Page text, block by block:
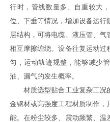
行时，管线数量多、自重较大
位、下垂等情况，增加设备运
层结构，可将电缆、液压管、
相互摩擦缠绕。设备往复运动过
匀，运动轨迹规整，能够减少
油、漏气的发生概率。
材质选型贴合工业复杂工况
金钢材或高强度工程材质制作，
能。在粉尘较多、震动频繁、温